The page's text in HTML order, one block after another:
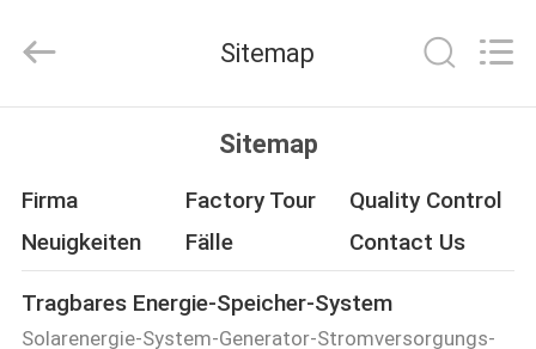
PRODUKTE
VIDEOS
Energy
Technology
All
Sitemap
Sitemap
Firma Factory Tour
Quality Control
Neuigkeiten
Fälle Contact Us
Tragbares Energie-Speicher-System
Solarenergie-System-Generator-Stromversorgungs-